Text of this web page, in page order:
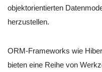
objektorientierten
herzustellen.
ORM-Frameworks wie
bieten eine Reihe von